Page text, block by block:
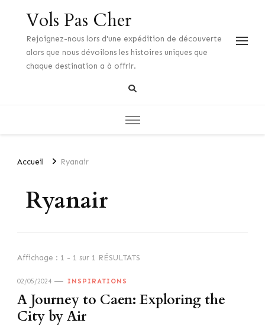
Vols Pas Cher
Rejoignez-nous lors d'une expédition de découverte
alors que nous dévoilons les histoires uniques que
chaque destination a à offrir.
Accueil Ryanair
Ryanair
Affichage : 1 - 1 sur 1 RÉSULTATS
02/05/2024 INSPIRATIONS
A Journey to Caen: Exploring the
City by Air